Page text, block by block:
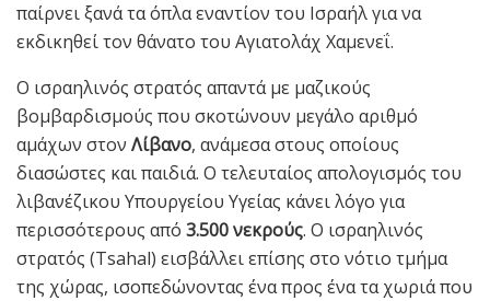
παίρνει ξανά τα όπλα εναντίον του Ισραήλ για να
εκδικηθεί τον θάνατο του Αγιατολάχ Χαμενεΐ.
Ο ισραηλινός στρατός απαντά με μαζικούς
βομβαρδισμούς που σκοτώνουν μεγάλο αριθμό
αμάχων στον Λίβανο, ανάμεσα στους οποίους
διασώστες και παιδιά. Ο τελευταίος απολογισμός του
λιβανέζικου Υπουργείου Υγείας κάνει λόγο για
περισσότερους από 3.500 νεκρούς. Ο ισραηλινός
στρατός (Tsahal) εισβάλλει επίσης στο νότιο τμήμα
της χώρας, ισοπεδώνοντας ένα προς ένα τα χωριά που